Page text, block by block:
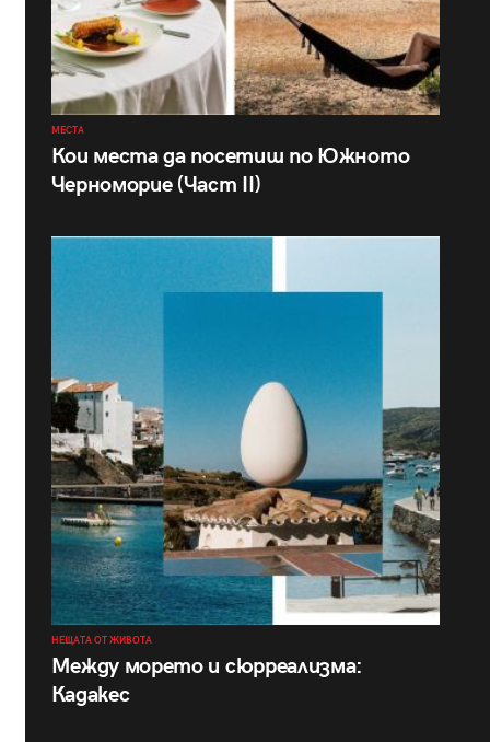
МЕСТА
Кои места да посетиш по Южното
Черноморие (Част II)
НЕЩАТА ОТ ЖИВОТА
Между морето и сюрреализма:
Кадакес